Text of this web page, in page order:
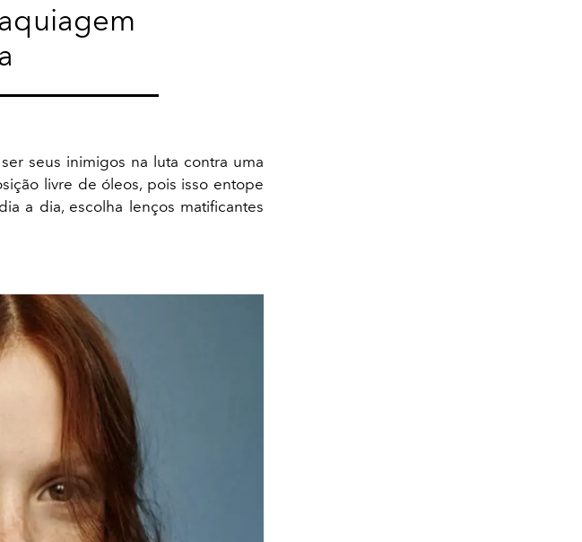
seus inimigos na luta contra uma
livre de óleos, pois isso entope
a dia, escolha lenços matificantes